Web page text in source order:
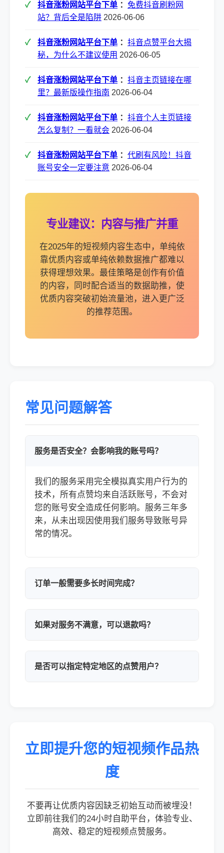
抖音涨粉网站平台下单 ： 免费抖音刷粉网
站？背后全是陷阱 2026-06-06
抖音涨粉网站平台下单 ： 抖音点赞平台大揭
秘，为什么不建议使用 2026-06-05
抖音涨粉网站平台下单 ： 抖音主页链接在哪
里？最新版操作指南 2026-06-04
抖音涨粉网站平台下单 ： 抖音个人主页链接
怎么复制？一看就会 2026-06-04
抖音涨粉网站平台下单 ： 代刷有风险！抖音
账号安全一定要注意 2026-06-04
专业建议：内容与推广并重
在2025年的短视频内容生态中，单纯依
靠优质内容或单纯依赖数据推广都难以
获得理想效果。最佳策略是创作有价值
的内容，同时配合适当的数据助推，使
优质内容突破初始流量池，进入更广泛
的推荐范围。
常见问题解答
服务是否安全？会影响我的账号吗？
我们的服务采用完全模拟真实用户行为的
技术，所有点赞均来自活跃账号，不会对
您的账号安全造成任何影响。服务三年多
来，从未出现因使用我们服务导致账号异
常的情况。
订单一般需要多长时间完成？
如果对服务不满意，可以退款吗？
是否可以指定特定地区的点赞用户？
立即提升您的短视频作品热
度
不要再让优质内容因缺乏初始互动而被埋没！
立即前往我们的24小时自助平台，体验专业、
高效、稳定的短视频点赞服务。